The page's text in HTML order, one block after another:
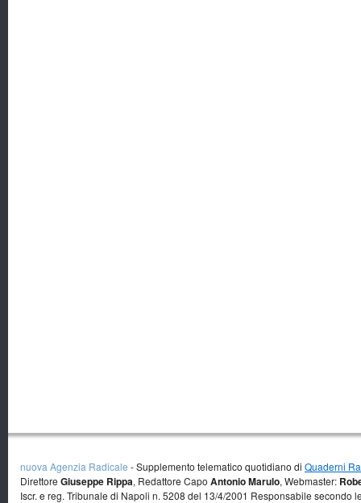
nuova Agenzia Radicale - Supplemento telematico quotidiano di Quaderni
Direttore Giuseppe Rippa, Redattore Capo Antonio Marulo, Webmaster:
Iscr. e reg. Tribunale di Napoli n. 5208 del 13/4/2001 Responsabile secondo